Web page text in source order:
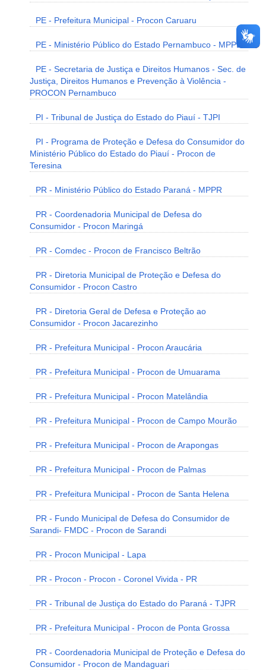
PE - Prefeitura Municipal - Procon Caruaru
PE - Ministério Público do Estado Pernambuco - MPPE
PE - Secretaria de Justiça e Direitos Humanos - Sec. de
Justiça, Direitos Humanos e Prevenção à Violência -
PROCON Pernambuco
PI - Tribunal de Justiça do Estado do Piauí - TJPI
PI - Programa de Proteção e Defesa do Consumidor do
Ministério Público do Estado do Piauí - Procon de
Teresina
PR - Ministério Público do Estado Paraná - MPPR
PR - Coordenadoria Municipal de Defesa do
Consumidor - Procon Maringá
PR - Comdec - Procon de Francisco Beltrão
PR - Diretoria Municipal de Proteção e Defesa do
Consumidor - Procon Castro
PR - Diretoria Geral de Defesa e Proteção ao
Consumidor - Procon Jacarezinho
PR - Prefeitura Municipal - Procon Araucária
PR - Prefeitura Municipal - Procon de Umuarama
PR - Prefeitura Municipal - Procon Matelândia
PR - Prefeitura Municipal - Procon de Campo Mourão
PR - Prefeitura Municipal - Procon de Arapongas
PR - Prefeitura Municipal - Procon de Palmas
PR - Prefeitura Municipal - Procon de Santa Helena
PR - Fundo Municipal de Defesa do Consumidor de
Sarandi- FMDC - Procon de Sarandi
PR - Procon Municipal - Lapa
PR - Procon - Procon - Coronel Vivida - PR
PR - Tribunal de Justiça do Estado do Paraná - TJPR
PR - Prefeitura Municipal - Procon de Ponta Grossa
PR - Coordenadoria Municipal de Proteção e Defesa do
Consumidor - Procon de Mandaguari